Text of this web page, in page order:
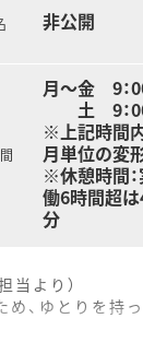
非公開
月～金 9：
土 9：00
※上記時間
月単位の変
※休憩時間
働6時間超
分
当より）
、ゆとりを持